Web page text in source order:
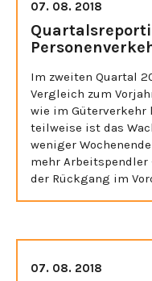
07. 08. 2018
Im zweiten Quartal
Vergleich zum
wie im Güterverkehr
teilweise ist das
weniger
mehr Arbeitspendler
der Rückgang im
07. 08. 2018